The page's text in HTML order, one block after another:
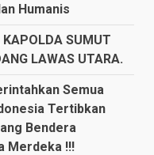
Humanis
SUMUT
LAWAS UTARA.
Semua
Tertibkan
Bendera
Merdeka !!!